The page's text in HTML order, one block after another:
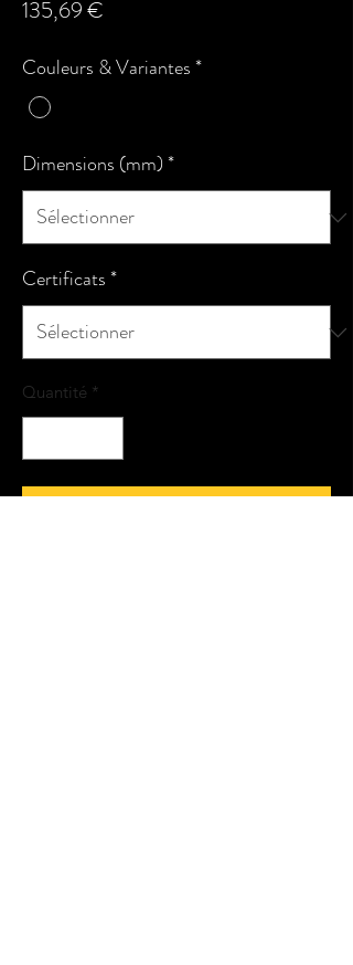
135,69 €
Couleurs & Variantes*
Dimensions (mm)*
Certificats*
Quantité *